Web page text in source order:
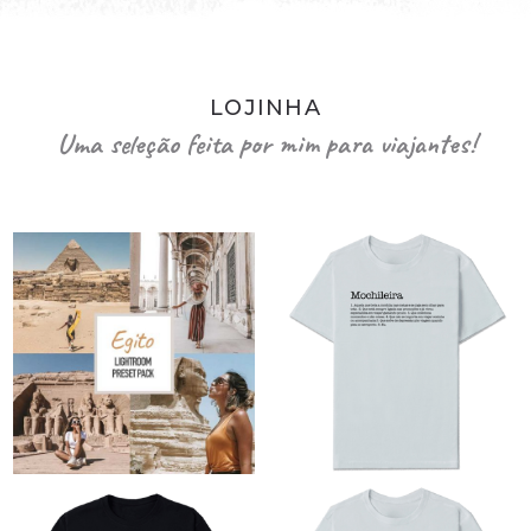
LOJINHA
Uma seleção feita por mim para viajantes!